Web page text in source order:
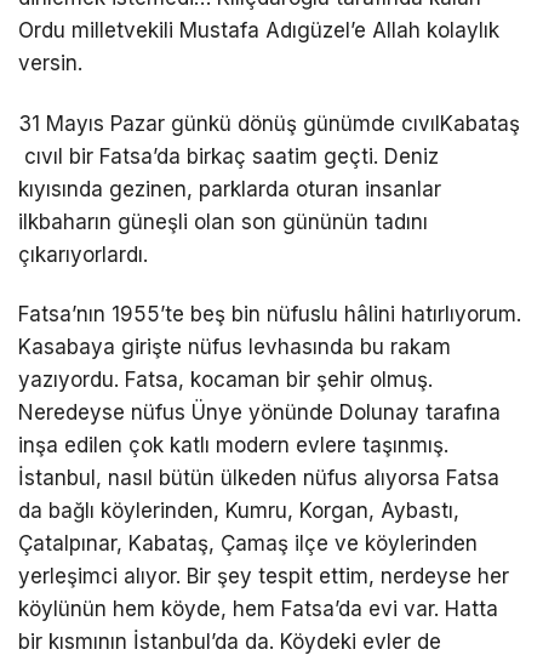
Ordu milletvekili Mustafa Adıgüzel’e Allah kolaylık
versin.
31 Mayıs Pazar günkü dönüş günümde cıvılKabataş
cıvıl bir Fatsa’da birkaç saatim geçti. Deniz
kıyısında gezinen, parklarda oturan insanlar
ilkbaharın güneşli olan son gününün tadını
çıkarıyorlardı.
Fatsa’nın 1955’te beş bin nüfuslu hâlini hatırlıyorum.
Kasabaya girişte nüfus levhasında bu rakam
yazıyordu. Fatsa, kocaman bir şehir olmuş.
Neredeyse nüfus Ünye yönünde Dolunay tarafına
inşa edilen çok katlı modern evlere taşınmış.
İstanbul, nasıl bütün ülkeden nüfus alıyorsa Fatsa
da bağlı köylerinden, Kumru, Korgan, Aybastı,
Çatalpınar, Kabataş, Çamaş ilçe ve köylerinden
yerleşimci alıyor. Bir şey tespit ettim, nerdeyse her
köylünün hem köyde, hem Fatsa’da evi var. Hatta
bir kısmının İstanbul’da da. Köydeki evler de